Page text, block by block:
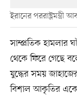
ইরানের পররাষ্ট্রমন্ত্রী
সাম্প্রতিক
থেকে ফিরে গেছে
যুদ্ধের সময়
বিশাল আকৃতির